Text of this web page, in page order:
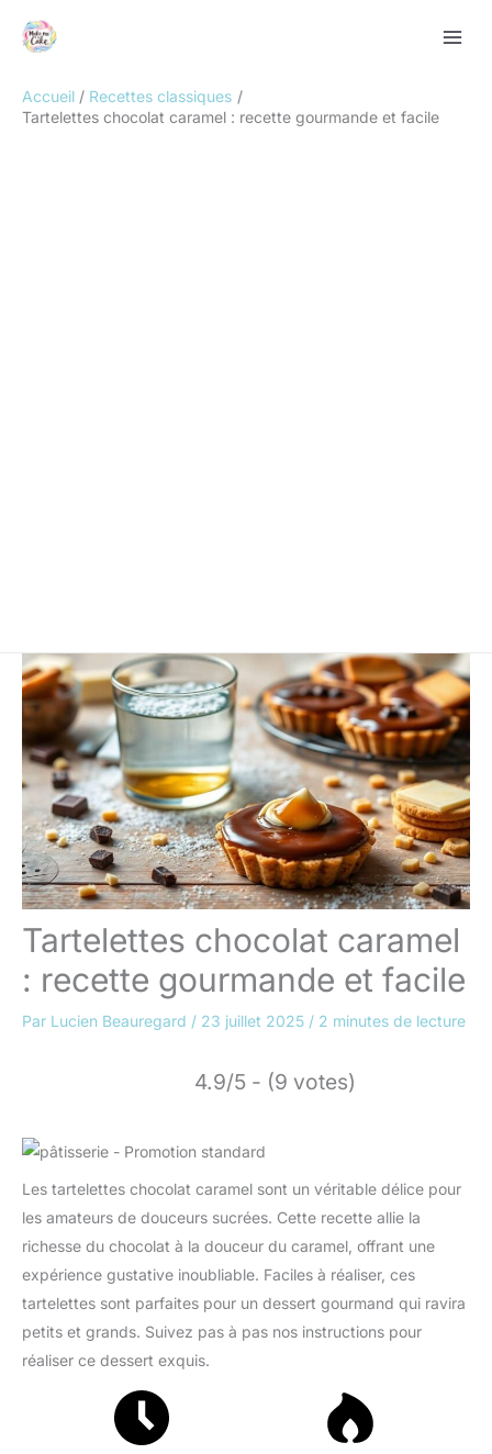
Accueil
Recettes classiques
Tartelettes chocolat caramel : recette gourmande et facile
Tartelettes chocolat caramel
: recette gourmande et facile
Par Lucien Beauregard / 23 juillet 2025 / 2 minutes de lecture
4.9/5 - (9 votes)
Les tartelettes chocolat caramel sont un véritable délice pour
les amateurs de douceurs sucrées. Cette recette allie la
richesse du chocolat à la douceur du caramel, offrant une
expérience gustative inoubliable. Faciles à réaliser, ces
tartelettes sont parfaites pour un dessert gourmand qui ravira
petits et grands. Suivez pas à pas nos instructions pour
réaliser ce dessert exquis.